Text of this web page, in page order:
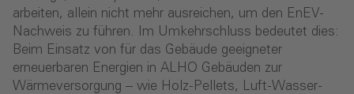
arbeiten, allein nicht mehr ausreichen, um den EnEV-
Nachweis zu führen. Im Umkehrschluss bedeutet dies:
Beim Einsatz von für das Gebäude geeigneter
erneuerbaren Energien in ALHO Gebäuden zur
Wärmeversorgung – wie Holz-Pellets, Luft-Wasser-